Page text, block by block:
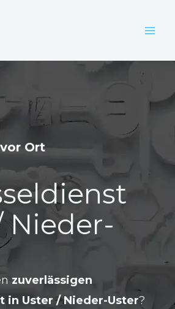
Ort
Nieder-
zuverlässigen
in Uster / Nieder-Uster?